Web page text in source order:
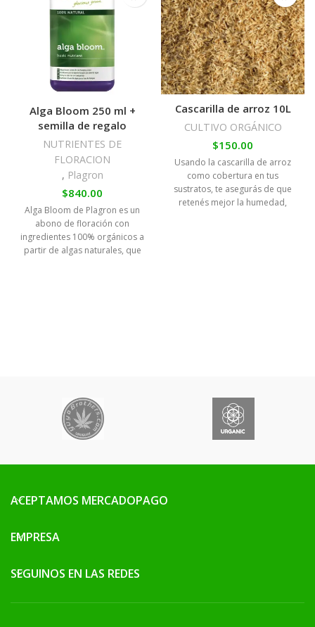
Alga Bloom 250 ml +
semilla de regalo
NUTRIENTES DE
FLORACION
, Plagron
$840.00
Alga Bloom de Plagron es un
abono de floración con
ingredientes 100% orgánicos a
partir de algas naturales, que
Cascarilla de arroz 10L
CULTIVO ORGÁNICO
$150.00
Usando la cascarilla de arroz
como cobertura en tus
sustratos, te asegurás de que
retenés mejor la humedad,
ACEPTAMOS MERCADOPAGO
EMPRESA
SEGUINOS EN LAS REDES